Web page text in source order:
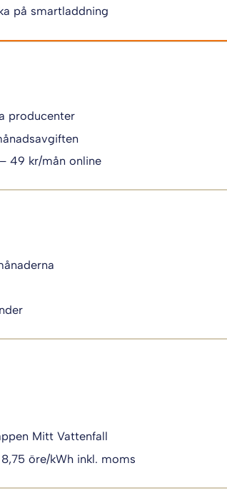
på smartladdning
producenter
49 kr/mån online
Mitt Vattenfall
öre/kWh inkl. moms